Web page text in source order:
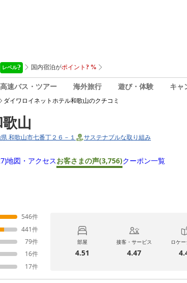
高速バス・ツアー 海外旅行 遊び・体験 キャ
ダイワロイネットホテル和歌山のクチコミ
山
和歌山市七番丁２６－１ サステナブルな取り組み
地図・アクセスお客さまの声(3,756)クーポン一覧
546件
441件
79件
16件
17件
部屋
4.51
接客・サービス
4.47
ロケ